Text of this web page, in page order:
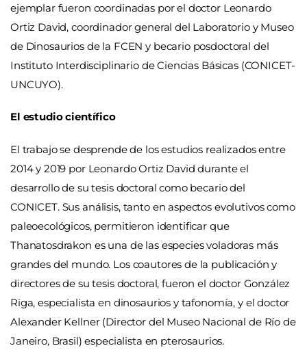
ejemplar fueron coordinadas por el doctor Leonardo
Ortiz David, coordinador general del Laboratorio y Museo
de Dinosaurios de la FCEN y becario posdoctoral del
Instituto Interdisciplinario de Ciencias Básicas (CONICET-
UNCUYO).
El estudio científico
El trabajo se desprende de los estudios realizados entre
2014 y 2019 por Leonardo Ortiz David durante el
desarrollo de su tesis doctoral como becario del
CONICET. Sus análisis, tanto en aspectos evolutivos como
paleoecológicos, permitieron identificar que
Thanatosdrakon es una de las especies voladoras más
grandes del mundo. Los coautores de la publicación y
directores de su tesis doctoral, fueron el doctor González
Riga, especialista en dinosaurios y tafonomía, y el doctor
Alexander Kellner (Director del Museo Nacional de Río de
Janeiro, Brasil) especialista en pterosaurios.